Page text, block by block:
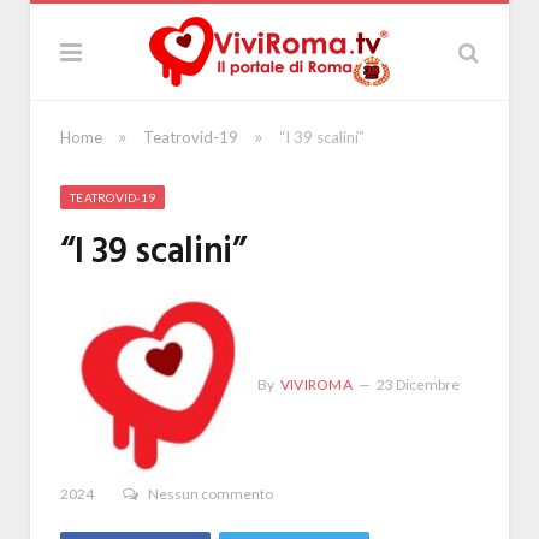
Home » Teatrovid-19 » “I 39 scalini”
TEATROVID-19
“I 39 scalini”
By VIVIROMA 23 Dicembre
2024 Nessun commento